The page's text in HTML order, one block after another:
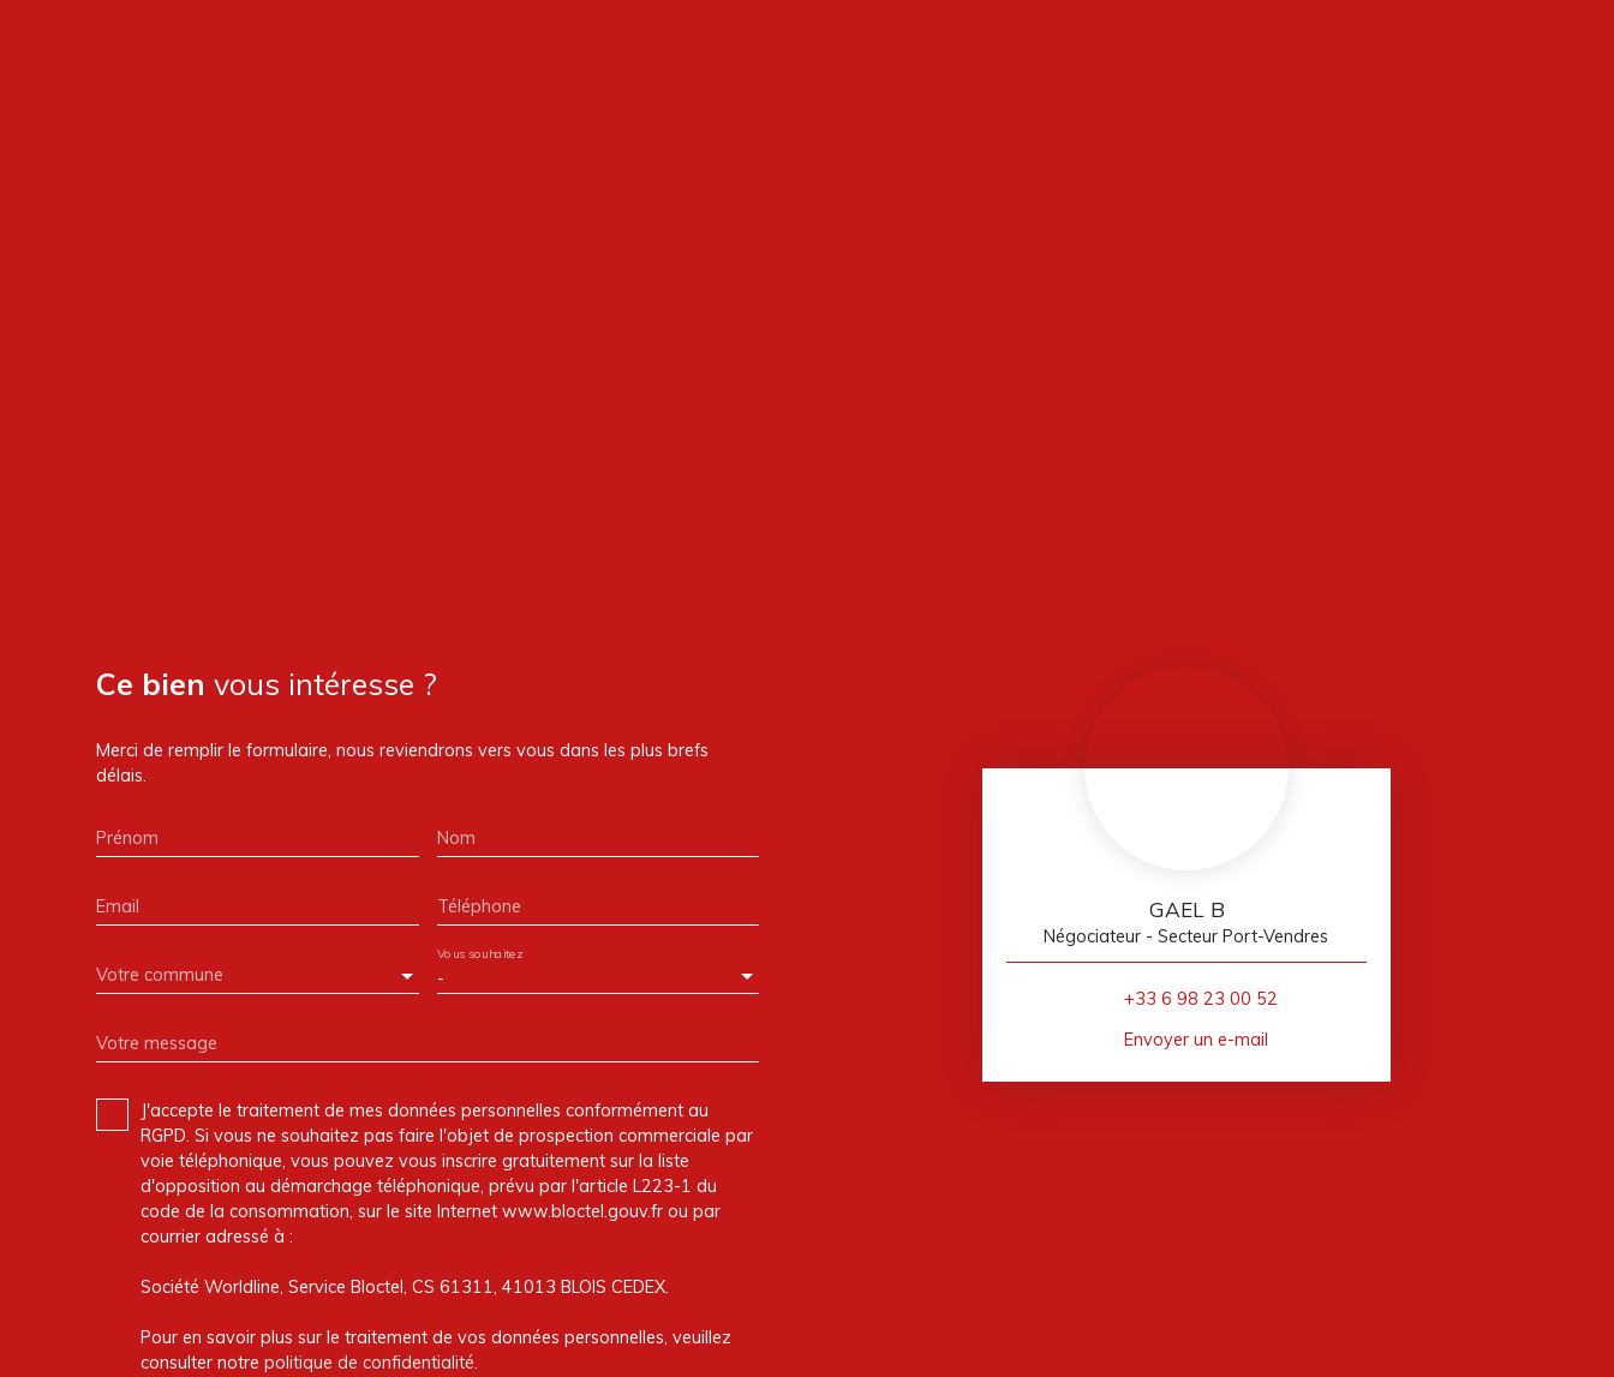
Ce bien vous intéresse ?
Merci de remplir le formulaire, nous reviendrons vers vous dans les plus brefs
délais.
Prénom Nom
Email Téléphone
Votre commune -
Vous souhaitez
Votre message
J'accepte le traitement de mes données personnelles conformément au
RGPD. Si vous ne souhaitez pas faire l'objet de prospection commerciale par
voie téléphonique, vous pouvez vous inscrire gratuitement sur la liste
d'opposition au démarchage téléphonique, prévu par l'article L223-1 du
code de la consommation, sur le site Internet www.bloctel.gouv.fr ou par
courrier adressé à :
Société Worldline, Service Bloctel, CS 61311, 41013 BLOIS CEDEX.
Pour en savoir plus sur le traitement de vos données personnelles, veuillez
consulter notre politique de confidentialité.
GAEL B
Négociateur - Secteur Port-Vendres
+33 6 98 23 00 52
Envoyer un e-mail